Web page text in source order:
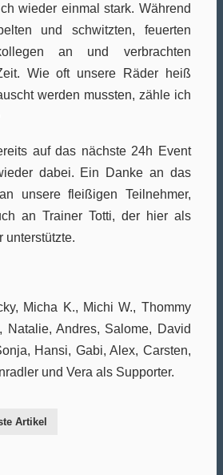
wieder einmal stark. Während
und schwitzten, feuerten
an und verbrachten
Wie oft unsere Räder heiß
werden mussten, zähle ich
auf das nächste 24h Event
dabei. Ein Danke an das
unsere fleißigen Teilnehmer,
an Trainer Totti, der hier als
unterstützte.
Micha K., Michi W., Thommy
Natalie, Andres, Salome, David
Hansi, Gabi, Alex, Carsten,
und Vera als Supporter.
Artikel